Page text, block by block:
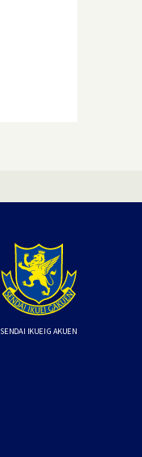
SENDAI IKUEI GAKUEN